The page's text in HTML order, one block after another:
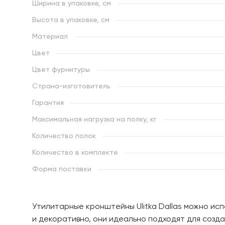
Ширина в упаковке, см
Высота в упаковке, см
Материал
Цвет
Цвет фурнитуры
Страна-изготовитель
Гарантия
Максимальная нагрузка на полку, кг
Количество полок
Количество в комплекте
Форма поставки
Утилитарные кронштейны Ulitka Dallas можно
и декоративно, они идеально подходят для